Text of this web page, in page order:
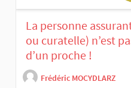
La personne
ou curatelle) n’est
d’un proche !
Frédéric MOCYDLARZ